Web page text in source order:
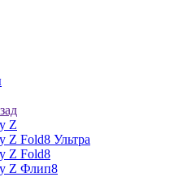
Z
Z Fold8 Ультра
Z Fold8
Z Флип8